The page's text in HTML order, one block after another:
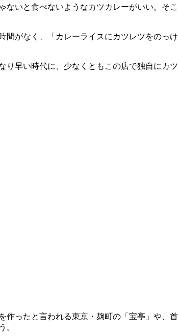
いと食べないようなカツカレーがいい。そこ
間がなく、「カレーライスにカツレツをのっけ
り早い時代に、少なくともこの店で独自にカツ
作ったと言われる東京・麹町の「宝亭」や、首
。